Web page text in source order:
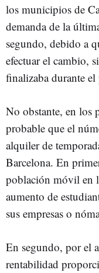
los municipios de
demanda de la
segundo, debido a
efectuar el cambio,
finalizaba durante el
No obstante, en los
probable que el
alquiler de
Barcelona. En
población móvil en
aumento de
sus empresas o
En segundo, por el
rentabilidad